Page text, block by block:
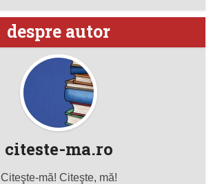
despre autor
citeste-ma.ro
Citeşte-mă! Citeşte, mă!